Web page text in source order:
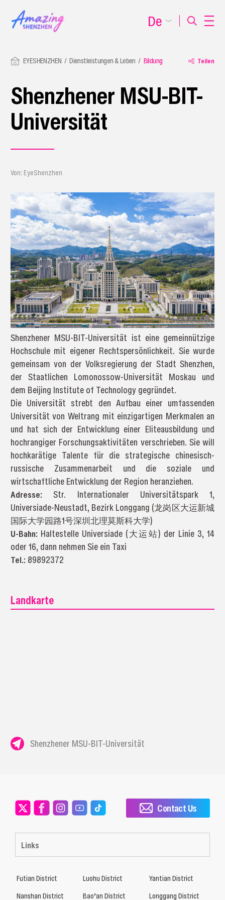
EYESHENZHEN Dienstleistungen & Leben Bildung Teilen
Shenzhener MSU-BIT-
Universität
Von: EyeShenzhen
Shenzhener MSU-BIT-Universität ist eine gemeinnützige
Hochschule mit eigener Rechtspersönlichkeit. Sie wurde
gemeinsam von der Volksregierung der Stadt Shenzhen,
der Staatlichen Lomonossow-Universität Moskau und
dem Beijing Institute of Technology gegründet.
Die Universität strebt den Aufbau einer umfassenden
Universität von Weltrang mit einzigartigen Merkmalen an
und hat sich der Entwicklung einer Eliteausbildung und
hochrangiger Forschungsaktivitäten verschrieben. Sie will
hochkarätige Talente für die strategische chinesisch-
russische Zusammenarbeit und die soziale und
wirtschaftliche Entwicklung der Region heranziehen.
Adresse: Str. Internationaler Universitätspark 1,
Universiade-Neustadt, Bezirk Longgang (龙岗区大运新城
国际大学园路1号深圳北理莫斯科大学)
U-Bahn: Haltestelle Universiade (大运站) der Linie 3, 14
oder 16, dann nehmen Sie ein Taxi
Tel.: 89892372
Landkarte
Shenzhener MSU-BIT-Universität
De
Links
Contact Us
Futian District Luohu District
Yantian District
Nanshan District
Bao’an District Longgang District